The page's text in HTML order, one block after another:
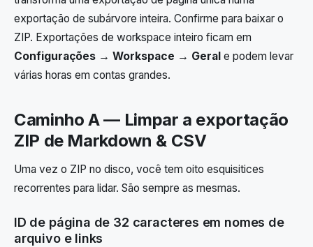
exportação de subárvore inteira. Confirme para baixar o
ZIP. Exportações de workspace inteiro ficam em
Configurações → Workspace → Geral e podem levar
várias horas em contas grandes.
Caminho A — Limpar a exportação
ZIP de Markdown & CSV
Uma vez o ZIP no disco, você tem oito esquisitices
recorrentes para lidar. São sempre as mesmas.
ID de página de 32 caracteres em nomes de
arquivo e links